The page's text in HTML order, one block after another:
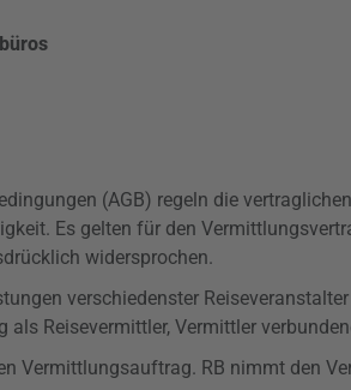
(AGB) regeln die
Es gelten für den
widersprochen.
verschiedenster
Reisevermittler, Vermittler
Vermittlungsauftrag. RB nimmt den